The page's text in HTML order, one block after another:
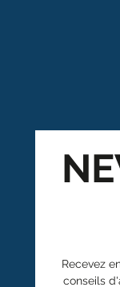
Recevez
conseils